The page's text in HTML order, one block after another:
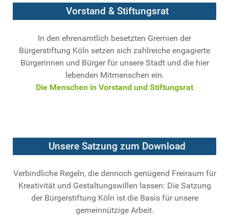
Vorstand & Stiftungsrat
In den ehrenamtlich besetzten Gremien der
Bürgerstiftung Köln setzen sich zahlreiche engagierte
Bürgerinnen und Bürger für unsere Stadt und die hier
lebenden Mitmenschen ein.
Die Menschen in Vorstand und Stiftungsrat
Unsere Satzung zum Download
Verbindliche Regeln, die dennoch genügend Freiraum für
Kreativität und Gestaltungswillen lassen: Die Satzung
der Bürgerstiftung Köln ist die Basis für unsere
gemeinnützige Arbeit.